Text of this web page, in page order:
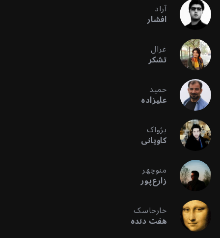
آراد
افشار
غزال
تشکر
حمید
علیزاده
پژواک
کاویانی
منوچهر
زارع‌پور
خارخاسک
هفت دنده